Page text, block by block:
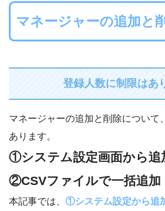
マネージャーの追加と
登録人数に制限はあ
マネージャーの追加と削除について
あります。
①システム設定画面から追
②CSVファイルで一括追加
本記事では、 ①システム設定から追